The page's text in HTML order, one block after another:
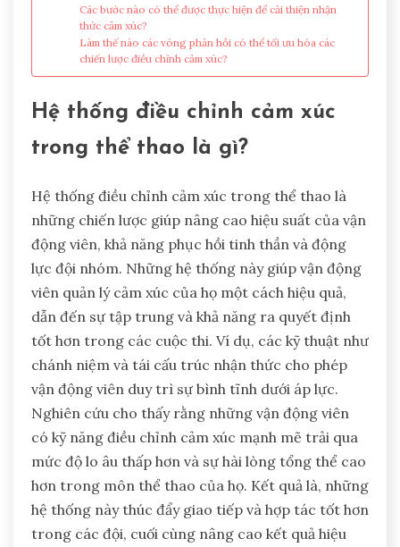
Các bước nào có thể được thực hiện để cải thiện nhận
thức cảm xúc?
Làm thế nào các vòng phản hồi có thể tối ưu hóa các
chiến lược điều chỉnh cảm xúc?
Hệ thống điều chỉnh cảm xúc
trong thể thao là gì?
Hệ thống điều chỉnh cảm xúc trong thể thao là
những chiến lược giúp nâng cao hiệu suất của vận
động viên, khả năng phục hồi tinh thần và động
lực đội nhóm. Những hệ thống này giúp vận động
viên quản lý cảm xúc của họ một cách hiệu quả,
dẫn đến sự tập trung và khả năng ra quyết định
tốt hơn trong các cuộc thi. Ví dụ, các kỹ thuật như
chánh niệm và tái cấu trúc nhận thức cho phép
vận động viên duy trì sự bình tĩnh dưới áp lực.
Nghiên cứu cho thấy rằng những vận động viên
có kỹ năng điều chỉnh cảm xúc mạnh mẽ trải qua
mức độ lo âu thấp hơn và sự hài lòng tổng thể cao
hơn trong môn thể thao của họ. Kết quả là, những
hệ thống này thúc đẩy giao tiếp và hợp tác tốt hơn
trong các đội, cuối cùng nâng cao kết quả hiệu